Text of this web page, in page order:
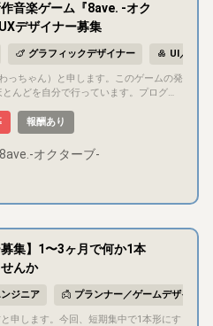
ャット主軸） * **素材共有：** GitHub
** リアル優先で無理のないスケジュー
問い合わせも大歓迎です。 少しでも興
ご連絡ください！ どうぞよろし
を書き終えてイラストやゲームへの挿
投稿して
味での制作となりますのでお気軽にご
、"オバケ"の出生を辿るため友人の凪と
ればスチル数枚 ※
その他のタイトル画面やスチルなどの
可能です。この場合、絵柄を統一させ
画をこちらで多少調整させていただく
ドライブを予定しております。 提
連絡〜という形で考えております。 「
作音楽ゲーム『8ave. -オク
デザイナー募集
グラフィックデザイナー UI／UX
んどを自分で行っています。プログラ
ました。 現在は、開発協力者や譜面制
携わっているプロジェクトとなってい
にご担当いただける方を募集します。
ゲームの視覚的なクオリティと操作性
ド
上回るご支援を頂きました。 皆様か
ティな音楽ゲームをリリースすること
プレイ映
報酬あり
8ave.-オクターブ-
募集】1〜3ヶ月で何か1本
んか
ジニア プランナー／ゲームデザイナー